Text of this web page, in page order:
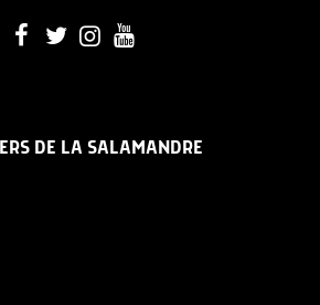
DE LA SALAMANDRE